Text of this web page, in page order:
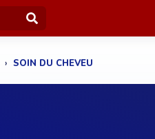
SOIN DU CHEVEU